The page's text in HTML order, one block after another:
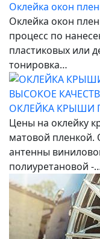
Оклейка окон
Оклейка окон
процесс по
пластиковых или
тонировка…
ОКЛЕЙКА КРЫШИ
Цены на оклейку
матовой пленкой.
антенны
полиуретановой -